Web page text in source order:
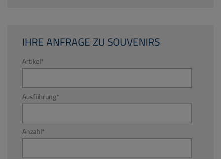
IHRE ANFRAGE ZU SOUVENIRS
Artikel*
Ausführung*
Anzahl*